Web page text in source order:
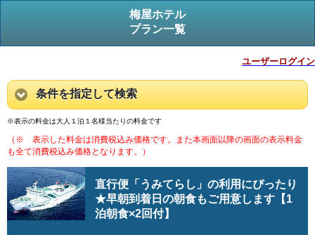
梅屋ホテル
プラン一覧
ユーザーログイン
条件を指定して検索
※表示の料金は大人１泊１名様当たりの料金です
（※ 表示した料金は消費税込み価格です。また本画面以降の画面の表示料金
も全て消費税込み価格となります。）
直行便「うみてらし」の利用にぴったり
★早朝到着日の朝食もご用意します【1
泊朝食×2回付】